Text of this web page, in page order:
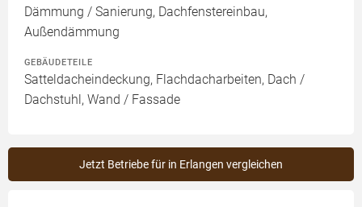
Dämmung / Sanierung, Dachfenstereinbau,
Außendämmung
GEBÄUDETEILE
Satteldacheindeckung, Flachdacharbeiten, Dach /
Dachstuhl, Wand / Fassade
Jetzt Betriebe für in Erlangen vergleichen